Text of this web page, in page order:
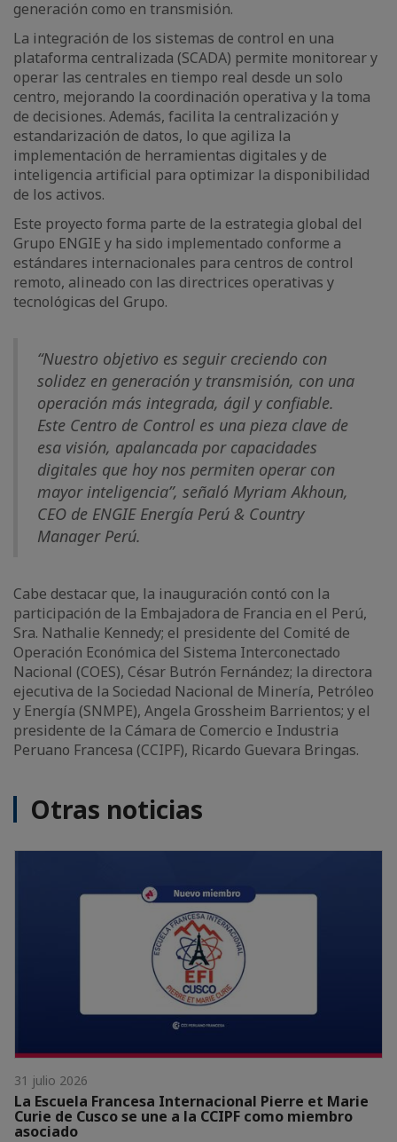
generación como en transmisión.
La integración de los sistemas de control en una
plataforma centralizada (SCADA) permite monitorear y
operar las centrales en tiempo real desde un solo
centro, mejorando la coordinación operativa y la toma
de decisiones. Además, facilita la centralización y
estandarización de datos, lo que agiliza la
implementación de herramientas digitales y de
inteligencia artificial para optimizar la disponibilidad
de los activos.
Este proyecto forma parte de la estrategia global del
Grupo ENGIE y ha sido implementado conforme a
estándares internacionales para centros de control
remoto, alineado con las directrices operativas y
tecnológicas del Grupo.
“Nuestro objetivo es seguir creciendo con
solidez en generación y transmisión, con una
operación más integrada, ágil y confiable.
Este Centro de Control es una pieza clave de
esa visión, apalancada por capacidades
digitales que hoy nos permiten operar con
mayor inteligencia”, señaló Myriam Akhoun,
CEO de ENGIE Energía Perú & Country
Manager Perú.
Cabe destacar que, la inauguración contó con la
participación de la Embajadora de Francia en el Perú,
Sra. Nathalie Kennedy; el presidente del Comité de
Operación Económica del Sistema Interconectado
Nacional (COES), César Butrón Fernández; la directora
ejecutiva de la Sociedad Nacional de Minería, Petróleo
y Energía (SNMPE), Angela Grossheim Barrientos; y el
presidente de la Cámara de Comercio e Industria
Peruano Francesa (CCIPF), Ricardo Guevara Bringas.
Otras noticias
31 julio 2026
La Escuela Francesa Internacional Pierre et Marie
Curie de Cusco se une a la CCIPF como miembro
asociado